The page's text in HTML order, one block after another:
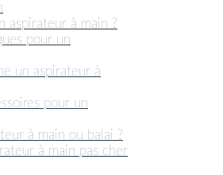
aspirateur à main ?
pour un
un aspirateur à
pour un
à main ou balai ?
à main pas cher